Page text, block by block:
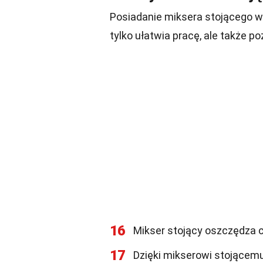
Posiadanie miksera stojącego
tylko ułatwia pracę, ale także
16 Mikser stojący oszczędza
17 Dzięki mikserowi